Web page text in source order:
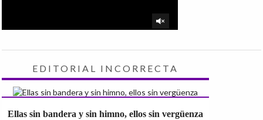
EDITORIAL INCORRECTA
Ellas sin bandera y sin himno, ellos sin vergüenza